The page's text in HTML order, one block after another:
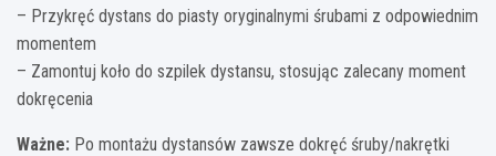
– Przykręć dystans do piasty oryginalnymi śrubami z odpowiednim
momentem
– Zamontuj koło do szpilek dystansu, stosując zalecany moment
dokręcenia
Ważne: Po montażu dystansów zawsze dokręć śruby/nakrętki